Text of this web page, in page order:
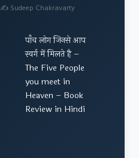
✍ Sudeep Chakravarty
पाँच लोग जिनसे आप
स्वर्ग में मिलते है –
The Five People
you meet in
Heaven – Book
Review in Hindi